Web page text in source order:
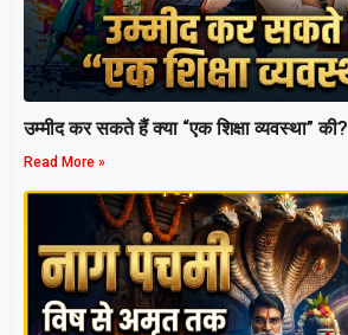
उम्मीद कर सकते हैं क्या “एक शिक्षा व्यवस्था” की?
Read More »